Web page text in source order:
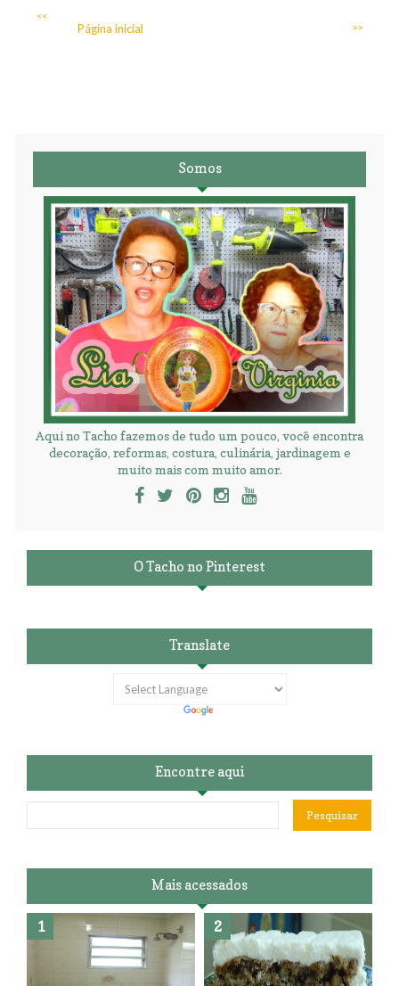
<<
>>
Página inicial
Somos
Aqui no Tacho fazemos de tudo um pouco, você encontra
decoração, reformas, costura, culinária, jardinagem e
muito mais com muito amor.
O Tacho no Pinterest
Translate
Encontre aqui
Mais acessados